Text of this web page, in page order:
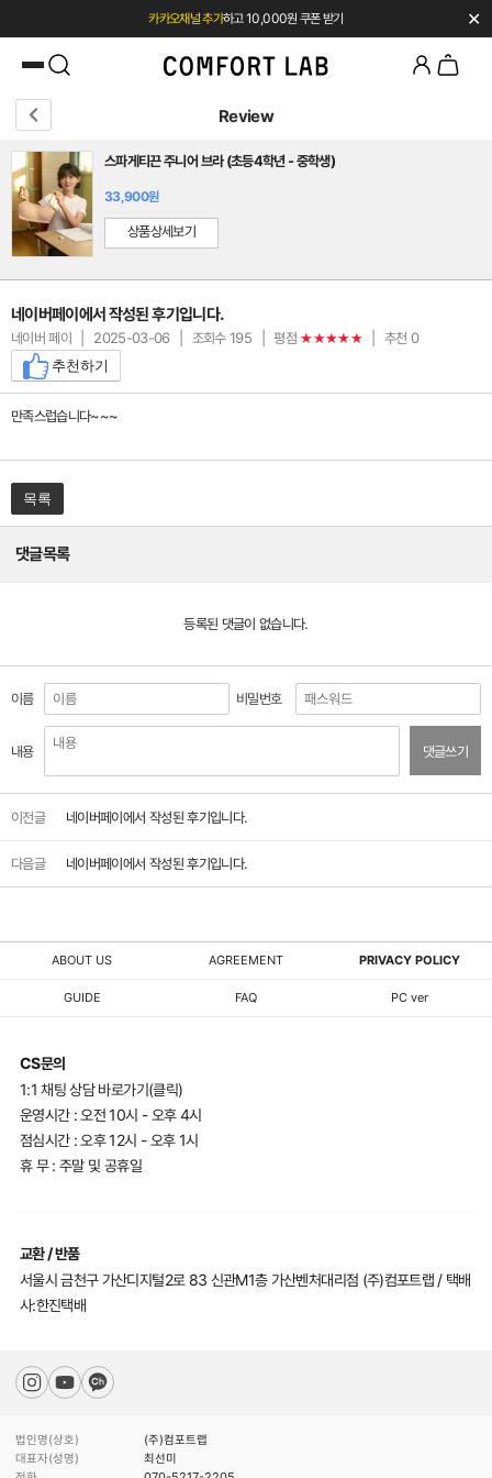
카카오채널 추가하고 10,000원 쿠폰 받기
첫 구매 시 베스트셀러 50% 즉시 할인
✕
Review
스파게티끈 주니어 브라 (초등4학년 - 중학생)
33,900원
상품상세보기
네이버페이에서 작성된 후기입니다.
네이버 페이 2025-03-06 조회수 195 평점 ★★★★★ 추천 0
추천하기
만족스럽습니다~~~
목록
댓글목록
등록된 댓글이 없습니다.
이름 비밀번호
내용 댓글쓰기
이전글 네이버페이에서 작성된 후기입니다.
다음글 네이버페이에서 작성된 후기입니다.
ABOUT US AGREEMENT PRIVACY POLICY
GUIDE FAQ PC ver
CS문의
1:1 채팅 상담 바로가기(클릭)
운영시간 : 오전 10시 - 오후 4시
점심시간 : 오후 12시 - 오후 1시
휴 무 : 주말 및 공휴일
교환 / 반품
서울시 금천구 가산디지털2로 83 신관M1층 가산벤처대리점 (주)컴포트랩 / 택배
사:한진택배
법인명(상호)
(주)컴포트랩
대표자(성명)
최선미